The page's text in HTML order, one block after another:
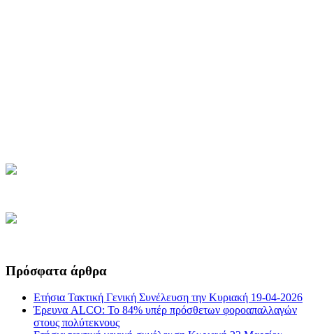
Πρόσφατα άρθρα
Ετήσια Τακτική Γενική Συνέλευση την Κυριακή 19-04-2026
Έρευνα ALCO: Το 84% υπέρ πρόσθετων φοροαπαλλαγών
στους πολύτεκνους